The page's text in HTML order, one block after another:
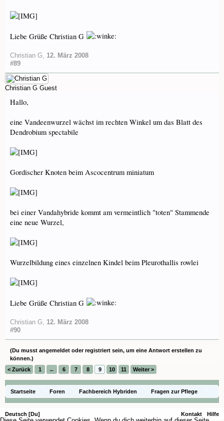
Liebe Grüße Christian G
Christian G, 12. März 2008
#89
Christian G Guest
Hallo,
eine Vandeenwurzel wächst im rechten Winkel um das Blatt des
Dendrobium spectabile
Gordischer Knoten beim Ascocentrum miniatum
bei einer Vandahybride kommt am vermeintlich "toten" Stammende
eine neue Wurzel,
Wurzelbildung eines einzelnen Kindel beim Pleurothallis rowlei
Liebe Grüße Christian G
Christian G, 12. März 2008
#90
(Du musst angemeldet oder registriert sein, um eine Antwort erstellen zu
können.)
< Zurück
1 ← 6 7 8 9 10 11 Weiter >
Startseite Foren Fachbereich Hybriden Fragen zur Pflege
Deutsch [Du] Kontakt Hilfe